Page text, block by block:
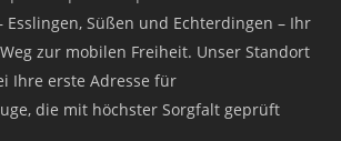
Esslingen, Süßen und Echterdingen – Ihr
zur mobilen Freiheit. Unser Standort
Ihre erste Adresse für
die mit höchster Sorgfalt geprüft